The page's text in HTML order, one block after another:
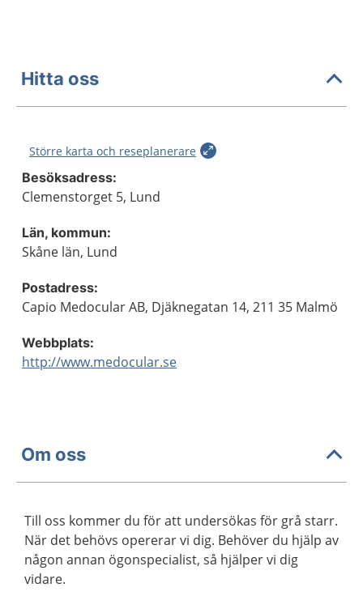
Hitta oss
Större karta och reseplanerare
Besöksadress:
Clemenstorget 5, Lund
Län, kommun:
Skåne län, Lund
Postadress:
Capio Medocular AB, Djäknegatan 14, 211 35 Malmö
Webbplats:
http://www.medocular.se
Om oss
Till oss kommer du för att undersökas för grå starr.
När det behövs opererar vi dig. Behöver du hjälp av
någon annan ögonspecialist, så hjälper vi dig
vidare.